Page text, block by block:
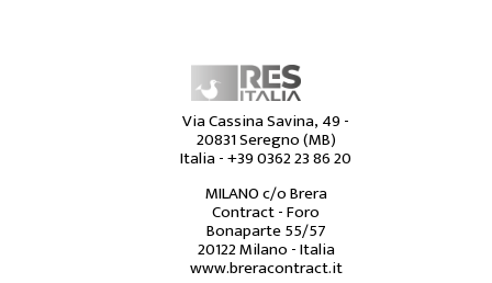
Via Cassina Savina, 49 -
20831 Seregno (MB)
Italia -+39 0362 23 86 20
MILANO c/o Brera
Contract - Foro
Bonaparte 55/57
20122 Milano - Italia
www.breracontract.it